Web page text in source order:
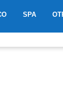
ABRIR
SPA ABRIR